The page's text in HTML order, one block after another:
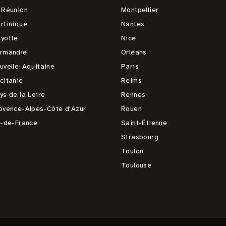
Aquitaine
de la Loire
Alpes-Côte d'Azur
de-France
Montpellier
Nantes
Nice
Orléans
Paris
Reims
Rennes
Rouen
Saint-Étienne
Strasbourg
Toulon
Toulouse